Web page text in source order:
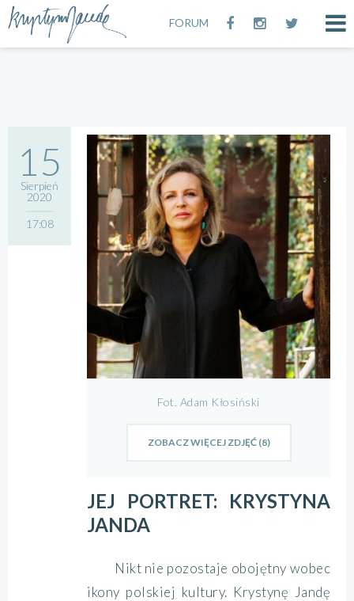
FORUM
15
Sierpień
2020
17:08
Fot. Adam Kłosiński
ZOBACZ WIĘCEJ ZDJĘĆ (8)
JEJ PORTRET: KRYSTYNA
JANDA
Nikt nie pozostaje obojętny wobec
ikony polskiej kultury. Krystynę Jandę